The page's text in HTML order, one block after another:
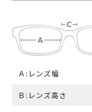
Ａ:レンズ幅
Ｂ:レンズ高さ